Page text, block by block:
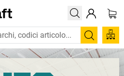
Cerca